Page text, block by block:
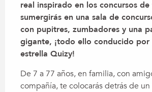
real inspirado en los concursos de
sumergirás en una sala de
con pupitres, zumbadores y una
gigante, ¡todo ello conducido por
estrella Quizy!
De 7 a 77 años, en familia, con
compañía, te colocarás detrás de